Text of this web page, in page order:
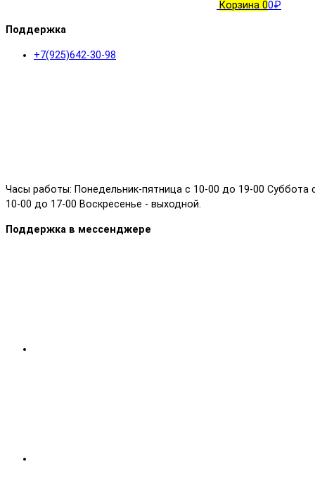
Корзина 00₽
Поддержка
+7(925)642-30-98
Часы работы: Понедельник-пятница с 10-00 до 19-00 Суббота
10-00 до 17-00 Воскресенье - выходной.
Поддержка в мессенджере